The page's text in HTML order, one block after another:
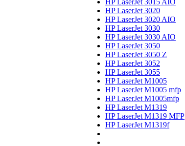
HP LaserJet 3020
HP LaserJet 3020 AIO
HP LaserJet 3030
HP LaserJet 3030 AIO
HP LaserJet 3050
HP LaserJet 3050 Z
HP LaserJet 3052
HP LaserJet 3055
HP LaserJet M1005
HP LaserJet M1005 mfp
HP LaserJet M1005mfp
HP LaserJet M1319
HP LaserJet M1319 MFP
HP LaserJet M1319f